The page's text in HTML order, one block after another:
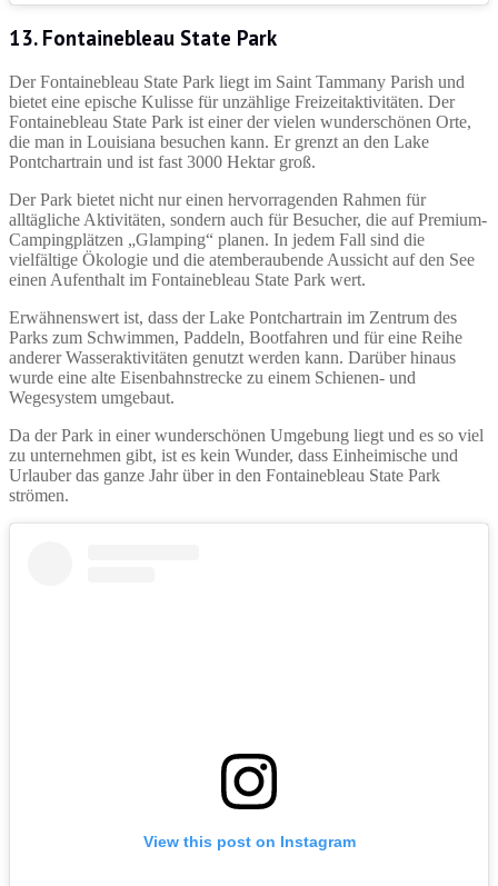
13. Fontainebleau State Park
Der Fontainebleau State Park liegt im Saint Tammany Parish und
bietet eine epische Kulisse für unzählige Freizeitaktivitäten. Der
Fontainebleau State Park ist einer der vielen wunderschönen Orte,
die man in Louisiana besuchen kann. Er grenzt an den Lake
Pontchartrain und ist fast 3000 Hektar groß.
Der Park bietet nicht nur einen hervorragenden Rahmen für
alltägliche Aktivitäten, sondern auch für Besucher, die auf Premium-
Campingplätzen „Glamping“ planen. In jedem Fall sind die
vielfältige Ökologie und die atemberaubende Aussicht auf den See
einen Aufenthalt im Fontainebleau State Park wert.
Erwähnenswert ist, dass der Lake Pontchartrain im Zentrum des
Parks zum Schwimmen, Paddeln, Bootfahren und für eine Reihe
anderer Wasseraktivitäten genutzt werden kann. Darüber hinaus
wurde eine alte Eisenbahnstrecke zu einem Schienen- und
Wegesystem umgebaut.
Da der Park in einer wunderschönen Umgebung liegt und es so viel
zu unternehmen gibt, ist es kein Wunder, dass Einheimische und
Urlauber das ganze Jahr über in den Fontainebleau State Park
strömen.
View this post on Instagram